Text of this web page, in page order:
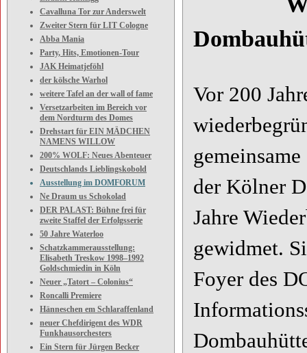
Cavalluna Tor zur Anderswelt
Zweiter Stern für LIT Cologne
Abba Mania
Party, Hits, Emotionen-Tour
JAK Heimatjeföhl
der kölsche Warhol
weitere Tafel an der wall of fame
Versetzarbeiten im Bereich vor
dem Nordturm des Domes
Drehstart für EIN MÄDCHEN
NAMENS WILLOW
200% WOLF: Neues Abenteuer
Deutschlands Lieblingskobold
Ausstellung im DOMFORUM
Ne Draum us Schokolad
DER PALAST: Bühne frei für
zweite Staffel der Erfolgsserie
50 Jahre Waterloo
Schatzkammerausstellung:
Elisabeth Treskow 1998–1992
Goldschmiedin in Köln
Neuer „Tatort – Colonius“
Roncalli Premiere
Hänneschen em Schlaraffenland
neuer Chefdirigent des WDR
Funkhausorchesters
Ein Stern für Jürgen Becker
Vor 200
der Kölner
Jahre
gewidmet.
Foyer des